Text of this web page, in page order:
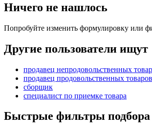
Ничего не нашлось
Попробуйте изменить формулировку или
Другие пользователи ищут
продавец непродовольственных
продавец продовольственных товаров
сборщик
специалист по приемке товара
Быстрые фильтры подбора